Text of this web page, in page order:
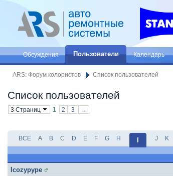
Обсуждения Пользователи Календарь
ARS: Форум колористов Список пользователей
Список пользователей
3 Страниц 1 2 3 →
ВСЕ A B C D E F G H J K
Icozypype